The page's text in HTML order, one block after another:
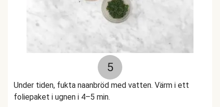
5
Under tiden, fukta naanbröd med vatten. Värm i ett
foliepaket i ugnen i 4–5 min.